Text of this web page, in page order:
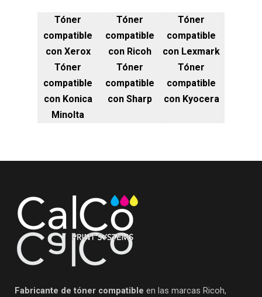
Tóner
compatible
con Xerox
Tóner
compatible
con Ricoh
Tóner
compatible
con Lexmark
Tóner
compatible
con Konica
Minolta
Tóner
compatible
con Sharp
Tóner
compatible
con Kyocera
Fabricante de tóner compatible en las marcas Ricoh,